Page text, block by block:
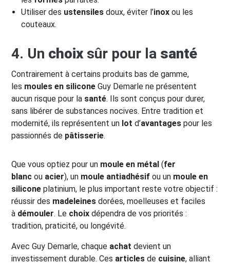
Utiliser des ustensiles doux, éviter l’inox ou les
couteaux.
4. Un choix sûr pour la santé
Contrairement à certains produits bas de gamme,
les moules en silicone Guy Demarle ne présentent
aucun risque pour la santé. Ils sont conçus pour durer,
sans libérer de substances nocives. Entre tradition et
modernité, ils représentent un lot d’avantages pour les
passionnés de pâtisserie.
Que vous optiez pour un moule en métal (fer
blanc ou acier), un moule antiadhésif ou un moule en
silicone platinium, le plus important reste votre objectif :
réussir des madeleines dorées, moelleuses et faciles
à démouler. Le choix dépendra de vos priorités :
tradition, praticité, ou longévité.
Avec Guy Demarle, chaque achat devient un
investissement durable. Ces articles de cuisine, alliant